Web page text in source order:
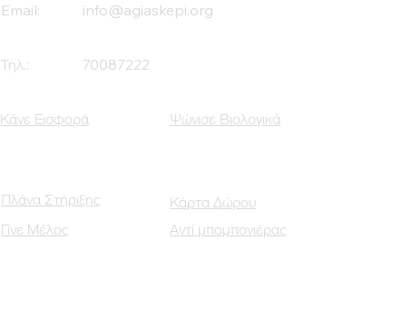
Email: info@agiaskepi.org
Τηλ.: 70087222
Κάνε Εισφορά Ψώνισε Βιολογικά
Πλάνα Στήριξης
Γίνε Μέλος
Κάρτα Δώρου
Αντί μπομπονιέρας